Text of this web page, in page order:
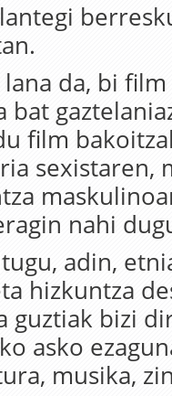
da, bi
bat
film
sexistaren,
nahi
adin,
hizkuntza
guztiak bizi
asko
musika,